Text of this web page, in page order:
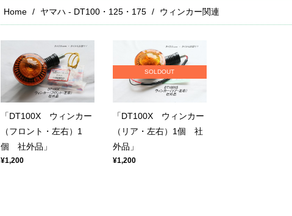
Home ヤマハ - DT100・125・175 ウィンカー関連
「DT100X ウィンカー
（フロント・左右）1
個 社外品」
¥1,200
SOLDOUT
「DT100X ウィンカー
（リア・左右）1個 社
外品」
¥1,200